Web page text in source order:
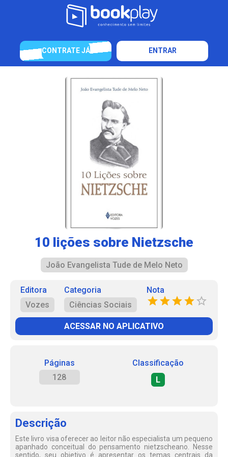
CONTRATE JÁ ENTRAR
10 lições sobre Nietzsche
João Evangelista Tude de Melo Neto
Editora
Vozes
Categoria
Ciências Sociais
Nota
ACESSAR NO APLICATIVO
Páginas
128
Classificação
L
Descrição
Este livro visa oferecer ao leitor não especialista um pequeno
apanhado conceitual do pensamento nietzscheano. Nesse
sentido, seu objetivo é apresentar os temas centrais da